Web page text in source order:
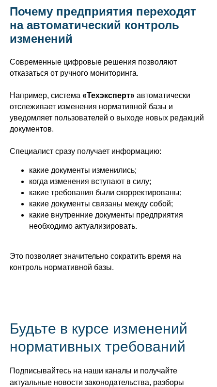
Почему предприятия переходят
на автоматический контроль
изменений
Современные цифровые решения позволяют
отказаться от ручного мониторинга.
Например, система «Техэксперт» автоматически
отслеживает изменения нормативной базы и
уведомляет пользователей о выходе новых редакций
документов.
Специалист сразу получает информацию:
какие документы изменились;
когда изменения вступают в силу;
какие требования были скорректированы;
какие документы связаны между собой;
какие внутренние документы предприятия
необходимо актуализировать.
Это позволяет значительно сократить время на
контроль нормативной базы.
Будьте в курсе изменений
нормативных требований
Подписывайтесь на наши каналы и получайте
актуальные новости законодательства, разборы